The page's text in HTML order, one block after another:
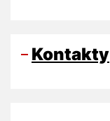
Kontakty